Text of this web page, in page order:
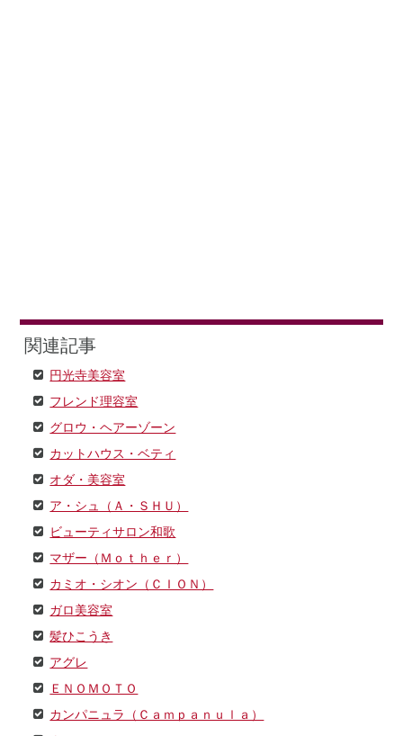
関連記事
円光寺美容室
フレンド理容室
グロウ・ヘアーゾーン
カットハウス・ベティ
オダ・美容室
ア・シュ（Ａ・ＳＨＵ）
ビューティサロン和歌
マザー（Ｍｏｔｈｅｒ）
カミオ・シオン（ＣＩＯＮ）
ガロ美容室
髪ひこうき
アグレ
ＥＮＯＭＯＴＯ
カンパニュラ（Ｃａｍｐａｎｕｌａ）